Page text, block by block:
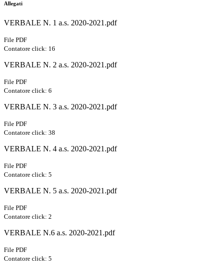
Allegati
VERBALE N. 1 a.s. 2020-2021.pdf
File PDF
Contatore click: 16
VERBALE N. 2 a.s. 2020-2021.pdf
File PDF
Contatore click: 6
VERBALE N. 3 a.s. 2020-2021.pdf
File PDF
Contatore click: 38
VERBALE N. 4 a.s. 2020-2021.pdf
File PDF
Contatore click: 5
VERBALE N. 5 a.s. 2020-2021.pdf
File PDF
Contatore click: 2
VERBALE N.6 a.s. 2020-2021.pdf
File PDF
Contatore click: 5